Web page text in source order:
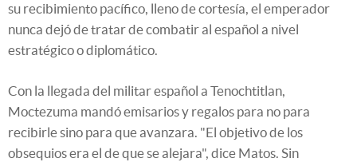
su recibimiento pacífico, lleno de cortesía, el emperador
nunca dejó de tratar de combatir al español a nivel
estratégico o diplomático.
Con la llegada del militar español a Tenochtitlan,
Moctezuma mandó emisarios y regalos para no para
recibirle sino para que avanzara. "El objetivo de los
obsequios era el de que se alejara", dice Matos. Sin